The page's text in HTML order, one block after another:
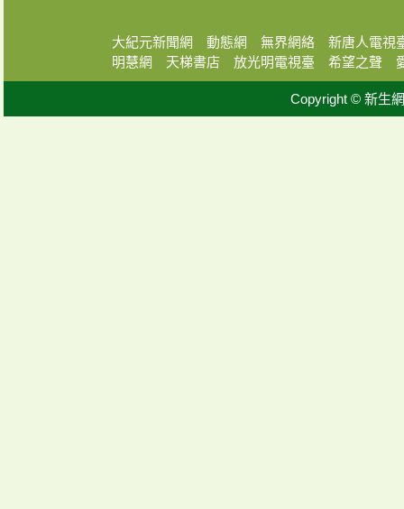
大紀元新聞網 動態網 無界網絡
新唐人電視
明慧網
天梯書店 放光明電視臺 希望之聲
Copyright © 新生